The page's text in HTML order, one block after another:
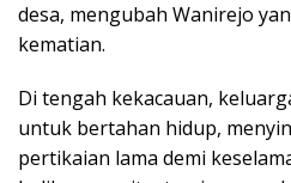
desa, mengubah Wanirejo
kematian.
Di tengah kekacauan,
untuk bertahan hidup,
pertikaian lama demi